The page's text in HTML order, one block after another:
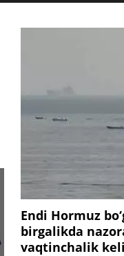
Endi Hormuz
birgalikda
vaqtinchalik